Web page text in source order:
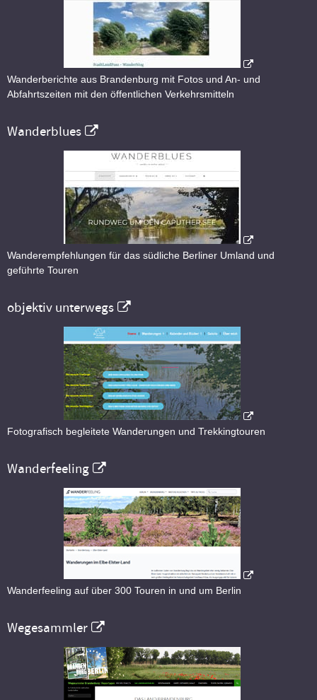
Wanderberichte aus Brandenburg mit Fotos und An- und
Abfahrtszeiten mit den öffentlichen Verkehrsmitteln
Wanderblues
Wanderempfehlungen für das südliche Berliner Umland und
geführte Touren
objektiv unterwegs
Fotografisch begleitete Wanderungen und Trekkingtouren
Wanderfeeling
Wanderfeeling auf über 300 Touren in und um Berlin
Wegesammler